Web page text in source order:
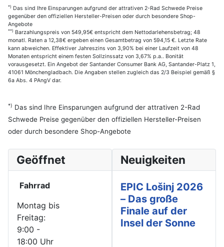
*) Das sind Ihre Einsparungen aufgrund der attrativen 2-Rad Schwede Preise
gegenüber den offiziellen Hersteller-Preisen oder durch besondere Shop-
Angebote
**) Barzahlungspreis von 549,95€ entspricht dem Nettodarlehensbetrag; 48
monatl. Raten a 12,38€ ergeben einen Gesamtbetrag von 594,15 €. Letzte Rate
kann abweichen. Effektiver Jahreszins von 3,90% bei einer Laufzeit von 48
Monaten entspricht einem festen Sollzinssatz von 3,67% p.a.. Bonität
vorausgesetzt. Ein Angebot der Santander Consumer Bank AG, Santander-Platz 1,
41061 Mönchengladbach. Die Angaben stellen zugleich das 2/3 Beispiel gemäß §
6a Abs. 4 PAngV dar.
*) Das sind Ihre Einsparungen aufgrund der attrativen 2-Rad
Schwede Preise gegenüber den offiziellen Hersteller-Preisen
oder durch besondere Shop-Angebote
Geöffnet
Fahrrad
Montag bis
Freitag:
9:00 -
18:00 Uhr
Neuigkeiten
EPIC Lošinj 2026
– Das große
Finale auf der
Insel der Sonne